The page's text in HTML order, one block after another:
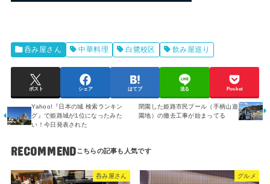
呑み屋さん 中華料理 白鷺校区 飲み屋巡り
ポスト シェア はてブ 送る Pocket
Yahoo!『日本の城 検索ランキン
グ』で姫路城が1位になったみた
い！今日発表された
閉園した姫路市民プール（手柄山遊
園地）の撤去工事が始まってる
RECOMMEND
呑み屋さん グルメ